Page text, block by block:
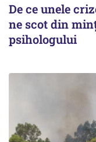
De ce unele
ne scot din
psihologului